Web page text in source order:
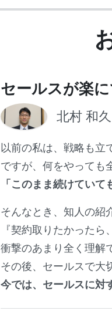
セールスが楽
北村 和
以前の私は、戦略も立
ですが、何をやっても
「このまま続けていて
そんなとき、知人の紹
『契約取りたかったら
衝撃のあまり全く理解
その後、セールスで大
今では、セールスに対